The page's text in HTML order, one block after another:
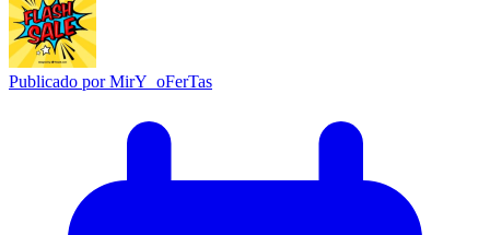
Publicado porMirY_oFerTas